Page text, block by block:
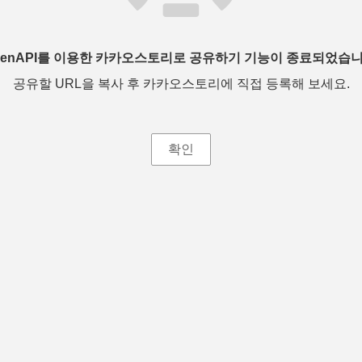
를 이용한 카카오스토리로 공유하기 기능이 종료되었습
공유할 URL을 복사 후 카카오스토리에 직접 등록해 보세요.
확인